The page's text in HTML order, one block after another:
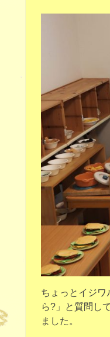
ちょっとイジワ
ら?」と質問し
ました。